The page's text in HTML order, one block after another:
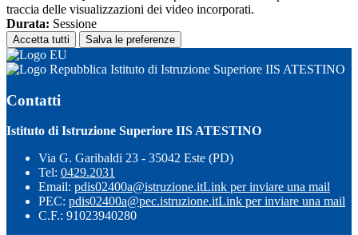
traccia delle visualizzazioni dei video incorporati.
Durata: Sessione
Accetta tutti Salva le preferenze
Istituto di Istruzione Superiore IIS ATESTINO
Contatti
Istituto di Istruzione Superiore IIS ATESTINO
Via G. Garibaldi 23 - 35042 Este (PD)
Tel: 0429.2031
Email: pdis02400a@istruzione.itLink per inviare una mail
PEC: pdis02400a@pec.istruzione.itLink per inviare una mail
C.F.: 91023940280